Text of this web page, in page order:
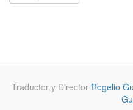
Traductor y Director Rogelio